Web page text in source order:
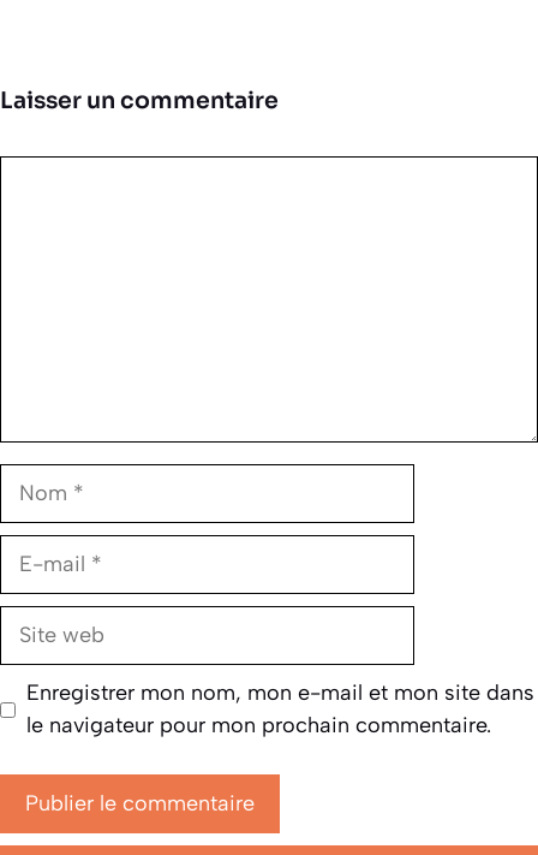
Laisser un commentaire
Nom
E-
Site
Enregistrer mon nom, mon e-mail et mon site dans
le navigateur pour mon prochain commentaire.